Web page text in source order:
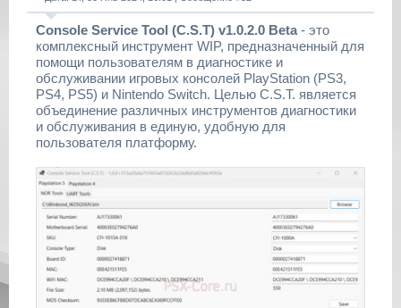
Console Service Tool (C.S.T) v1.0.2.0 Beta- это
комплексный инструмент WIP, предназначенный для
помощи пользователям в диагностике и
обслуживании игровых консолей PlayStation (PS3,
PS4, PS5) и Nintendo Switch. Целью C.S.T. является
объединение различных инструментов диагностики
и обслуживания в единую, удобную для
пользователя платформу.